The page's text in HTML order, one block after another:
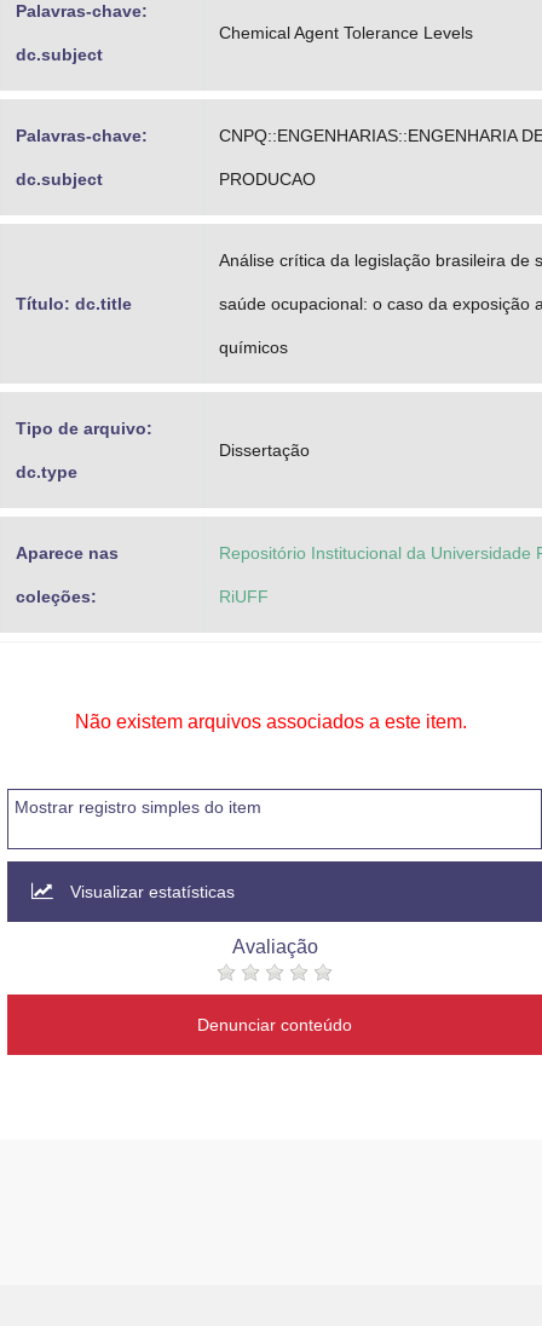
Palavras-chave:
dc.subject
Chemical Agent Tolerance Levels
Palavras-chave:
dc.subject
CNPQ::ENGENHARIAS::ENGENHARIA
PRODUCAO
Título: dc.title
Análise crítica da legislação brasileira de
saúde ocupacional: o caso da exposição
químicos
Tipo de arquivo:
dc.type
Dissertação
Aparece nas
coleções:
Repositório Institucional da Universidade
RiUFF
Não existem arquivos associados a este item.
Mostrar registro simples do item
Visualizar estatísticas
Avaliação
Denunciar conteúdo